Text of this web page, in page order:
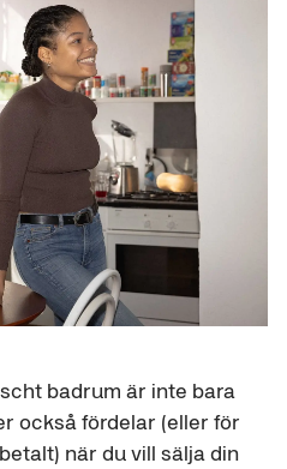
badrum är inte bara
också fördelar (eller för
när du vill sälja din